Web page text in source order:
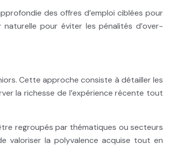
des offres d’emploi ciblées pour
pour éviter les pénalités d’over-
Cette approche consiste à détailler les
la richesse de l’expérience récente tout
regroupés par thématiques ou secteurs
valoriser la polyvalence acquise tout en